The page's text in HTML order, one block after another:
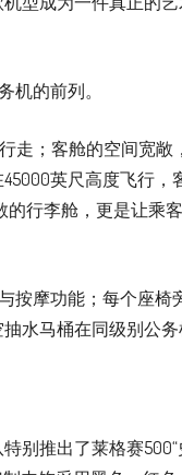
机的前列。
走；客舱的空间宽敞，
英尺高度飞行，
的行李舱，更是让乘客
按摩功能；每个座椅
水马桶在同级别公
别推出了莱格赛500“